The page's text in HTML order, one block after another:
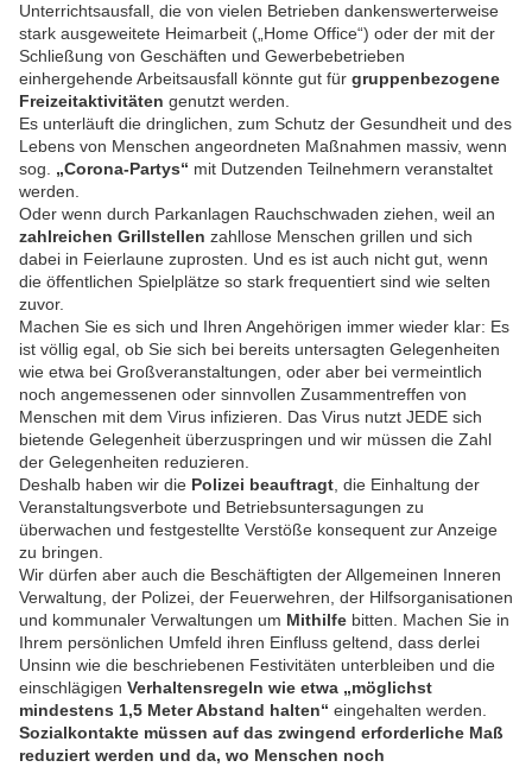
Unterrichtsausfall, die von vielen Betrieben dankenswerterweise
stark ausgeweitete Heimarbeit („Home Office“) oder der mit der
Schließung von Geschäften und Gewerbebetrieben
einhergehende Arbeitsausfall könnte gut für gruppenbezogene
Freizeitaktivitäten genutzt werden.
Es unterläuft die dringlichen, zum Schutz der Gesundheit und des
Lebens von Menschen angeordneten Maßnahmen massiv, wenn
sog. „Corona-Partys“ mit Dutzenden Teilnehmern veranstaltet
werden.
Oder wenn durch Parkanlagen Rauchschwaden ziehen, weil an
zahlreichen Grillstellen zahllose Menschen grillen und sich
dabei in Feierlaune zuprosten. Und es ist auch nicht gut, wenn
die öffentlichen Spielplätze so stark frequentiert sind wie selten
zuvor.
Machen Sie es sich und Ihren Angehörigen immer wieder klar: Es
ist völlig egal, ob Sie sich bei bereits untersagten Gelegenheiten
wie etwa bei Großveranstaltungen, oder aber bei vermeintlich
noch angemessenen oder sinnvollen Zusammentreffen von
Menschen mit dem Virus infizieren. Das Virus nutzt JEDE sich
bietende Gelegenheit überzuspringen und wir müssen die Zahl
der Gelegenheiten reduzieren.
Deshalb haben wir die Polizei beauftragt , die Einhaltung der
Veranstaltungsverbote und Betriebsuntersagungen zu
überwachen und festgestellte Verstöße konsequent zur Anzeige
zu bringen.
Wir dürfen aber auch die Beschäftigten der Allgemeinen Inneren
Verwaltung, der Polizei, der Feuerwehren, der Hilfsorganisationen
und kommunaler Verwaltungen um Mithilfe bitten. Machen Sie in
Ihrem persönlichen Umfeld ihren Einfluss geltend, dass derlei
Unsinn wie die beschriebenen Festivitäten unterbleiben und die
einschlägigen Verhaltensregeln wie etwa „möglichst
mindestens 1,5 Meter Abstand halten“ eingehalten werden.
Sozialkontakte müssen auf das zwingend erforderliche Maß
reduziert werden und da, wo Menschen noch